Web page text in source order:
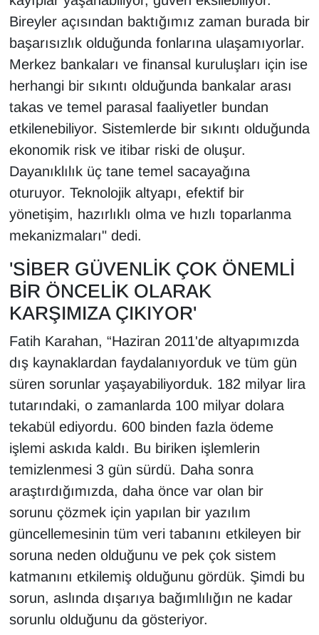
Bireyler açısından baktığımız zaman burada bir
başarısızlık olduğunda fonlarına ulaşamıyorlar.
Merkez bankaları ve finansal kuruluşları için ise
herhangi bir sıkıntı olduğunda bankalar arası
takas ve temel parasal faaliyetler bundan
etkilenebiliyor. Sistemlerde bir sıkıntı olduğunda
ekonomik risk ve itibar riski de oluşur.
Dayanıklılık üç tane temel sacayağına
oturuyor. Teknolojik altyapı, efektif bir
yönetişim, hazırlıklı olma ve hızlı toparlanma
mekanizmaları" dedi.
'SİBER GÜVENLİK ÇOK ÖNEMLİ
BİR ÖNCELİK OLARAK
KARŞIMIZA ÇIKIYOR'
Fatih Karahan, “Haziran 2011'de altyapımızda
dış kaynaklardan faydalanıyorduk ve tüm gün
süren sorunlar yaşayabiliyorduk. 182 milyar lira
tutarındaki, o zamanlarda 100 milyar dolara
tekabül ediyordu. 600 binden fazla ödeme
işlemi askıda kaldı. Bu biriken işlemlerin
temizlenmesi 3 gün sürdü. Daha sonra
araştırdığımızda, daha önce var olan bir
sorunu çözmek için yapılan bir yazılım
güncellemesinin tüm veri tabanını etkileyen bir
soruna neden olduğunu ve pek çok sistem
katmanını etkilemiş olduğunu gördük. Şimdi bu
sorun, aslında dışarıya bağımlılığın ne kadar
sorunlu olduğunu da gösteriyor.